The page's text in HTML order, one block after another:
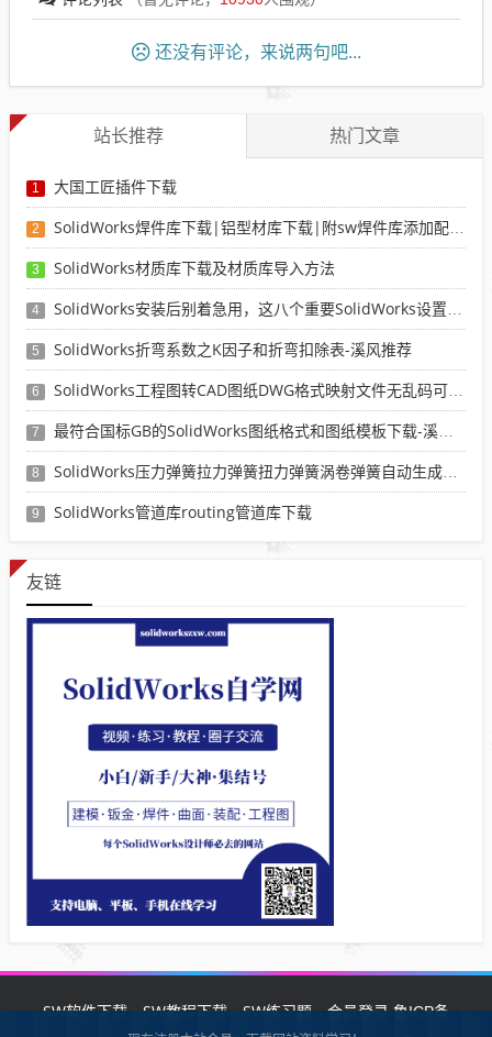
还没有评论，来说两句吧...
站长推荐 热门文章
1 大国工匠插件下载
2 SolidWorks焊件库下载|铝型材库下载|附sw焊件库添加配置使用教程
3 SolidWorks材质库下载及材质库导入方法
4 SolidWorks安装后别着急用，这八个重要SolidWorks设置可以提高你的画图效率
5 SolidWorks折弯系数之K因子和折弯扣除表-溪风推荐
6 SolidWorks工程图转CAD图纸DWG格式映射文件无乱码可分层-溪风亲测推荐
7 最符合国标GB的SolidWorks图纸格式和图纸模板下载-溪风专用版
8 SolidWorks压力弹簧拉力弹簧扭力弹簧涡卷弹簧自动生成宏程序下载
9 SolidWorks管道库routing管道库下载
友链
SW软件下载 SW教程下载 SW练习题 会员登录鲁ICP备